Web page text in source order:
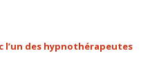
l’un des hypnothérapeutes